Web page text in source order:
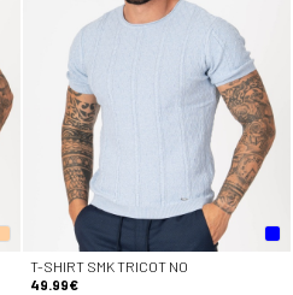
T-SHIRT SMK TRICOT NO
49.99€